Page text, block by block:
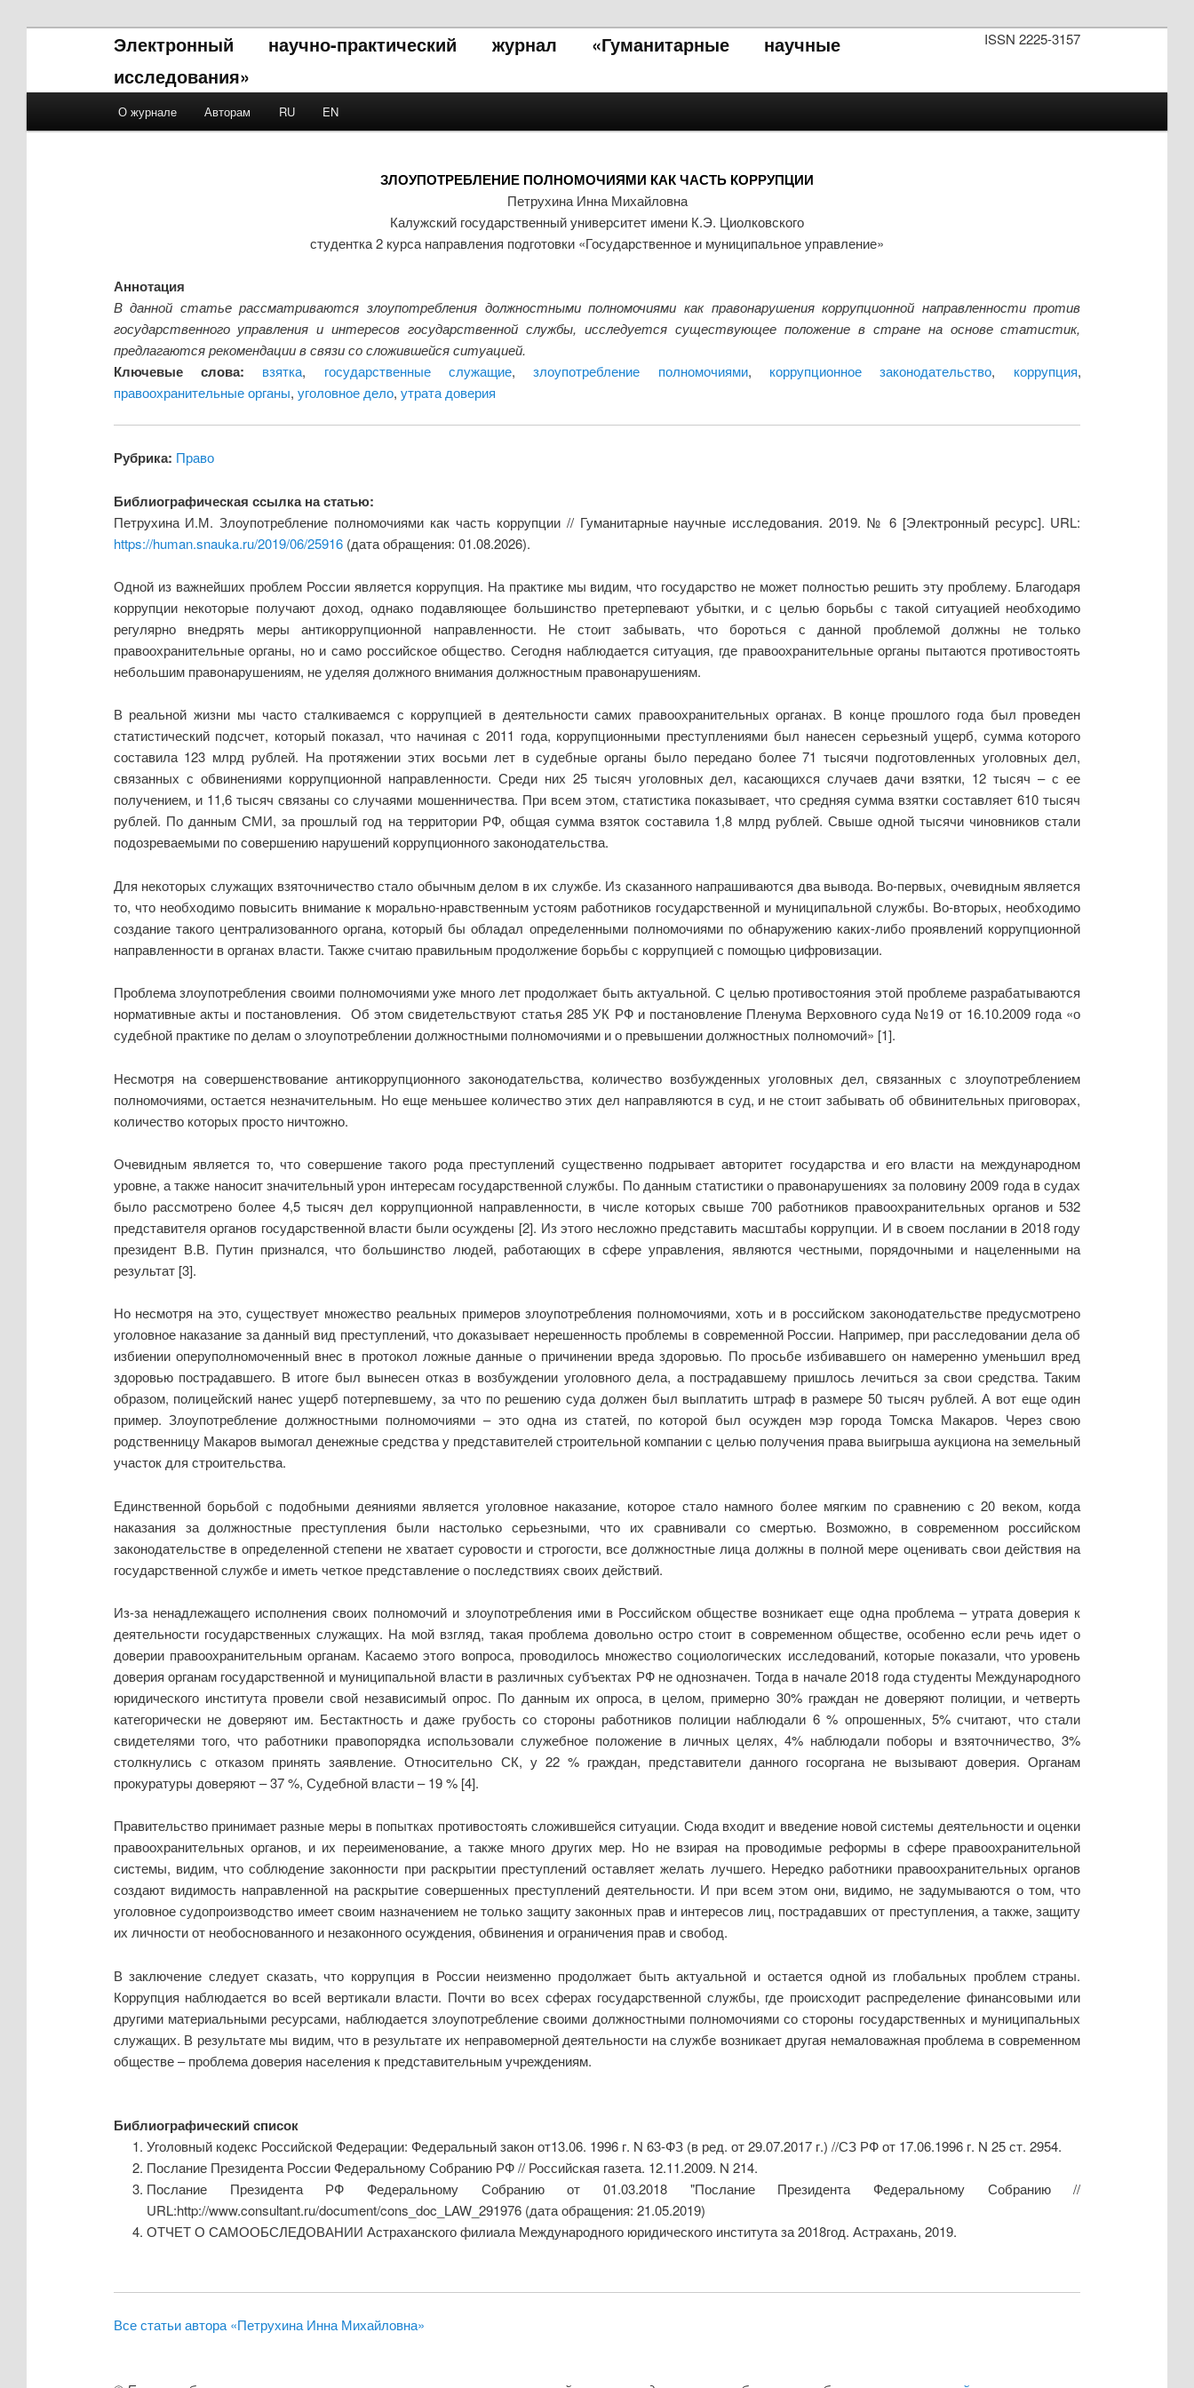
ISSN 2225-3157
Электронный научно-практический журнал «Гуманитарные научные
исследования»
Skip to primary content
Skip to secondary content
О журнале Авторам RU EN
ЗЛОУПОТРЕБЛЕНИЕ ПОЛНОМОЧИЯМИ КАК ЧАСТЬ КОРРУПЦИИ
Петрухина Инна Михайловна
Калужский государственный университет имени К.Э. Циолковского
студентка 2 курса направления подготовки «Государственное и муниципальное управление»
Аннотация
В данной статье рассматриваются злоупотребления должностными полномочиями как правонарушения коррупционной направленности против
государственного управления и интересов государственной службы, исследуется существующее положение в стране на основе статистик,
предлагаются рекомендации в связи со сложившейся ситуацией.
Ключевые слова: взятка, государственные служащие,злоупотребление полномочиями, коррупционное законодательство, коррупция,
правоохранительные органы, уголовное дело, утрата доверия
Рубрика: Право
Библиографическая ссылка на статью:
Петрухина И.М. Злоупотребление полномочиями как часть коррупции // Гуманитарные научные исследования. 2019. № 6 [Электронный ресурс]. URL:
https://human.snauka.ru/2019/06/25916(дата обращения: 01.08.2026).
Одной из важнейших проблем России является коррупция. На практике мы видим, что государство не может полностью решить эту проблему. Благодаря
коррупции некоторые получают доход, однако подавляющее большинство претерпевают убытки, и с целью борьбы с такой ситуацией необходимо
регулярно внедрять меры антикоррупционной направленности. Не стоит забывать, что бороться с данной проблемой должны не только
правоохранительные органы, но и само российское общество. Сегодня наблюдается ситуация, где правоохранительные органы пытаются противостоять
небольшим правонарушениям, не уделяя должного внимания должностным правонарушениям.
В реальной жизни мы часто сталкиваемся с коррупцией в деятельности самих правоохранительных органах. В конце прошлого года был проведен
статистический подсчет, который показал, что начиная с 2011 года, коррупционными преступлениями был нанесен серьезный ущерб, сумма которого
составила 123 млрд рублей. На протяжении этих восьми лет в судебные органы было передано более 71 тысячи подготовленных уголовных дел,
связанных с обвинениями коррупционной направленности. Среди них 25 тысяч уголовных дел, касающихся случаев дачи взятки, 12 тысяч – с ее
получением, и 11,6 тысяч связаны со случаями мошенничества. При всем этом, статистика показывает, что средняя сумма взятки составляет 610 тысяч
рублей. По данным СМИ, за прошлый год на территории РФ, общая сумма взяток составила 1,8 млрд рублей. Свыше одной тысячи чиновников стали
подозреваемыми по совершению нарушений коррупционного законодательства.
Для некоторых служащих взяточничество стало обычным делом в их службе. Из сказанного напрашиваются два вывода. Во-первых, очевидным является
то, что необходимо повысить внимание к морально-нравственным устоям работников государственной и муниципальной службы. Во-вторых, необходимо
создание такого централизованного органа, который бы обладал определенными полномочиями по обнаружению каких-либо проявлений коррупционной
направленности в органах власти. Также считаю правильным продолжение борьбы с коррупцией с помощью цифровизации.
Проблема злоупотребления своими полномочиями уже много лет продолжает быть актуальной. С целью противостояния этой проблеме разрабатываются
нормативные акты и постановления. Об этом свидетельствуют статья 285 УК РФ и постановление Пленума Верховного суда №19 от 16.10.2009 года «о
судебной практике по делам о злоупотреблении должностными полномочиями и о превышении должностных полномочий» [1].
Несмотря на совершенствование антикоррупционного законодательства, количество возбужденных уголовных дел, связанных с злоупотреблением
полномочиями, остается незначительным. Но еще меньшее количество этих дел направляются в суд, и не стоит забывать об обвинительных приговорах,
количество которых просто ничтожно.
Очевидным является то, что совершение такого рода преступлений существенно подрывает авторитет государства и его власти на международном
уровне, а также наносит значительный урон интересам государственной службы. По данным статистики о правонарушениях за половину 2009 года в судах
было рассмотрено более 4,5 тысяч дел коррупционной направленности, в числе которых свыше 700 работников правоохранительных органов и 532
представителя органов государственной власти были осуждены [2]. Из этого несложно представить масштабы коррупции. И в своем послании в 2018 году
президент В.В. Путин признался, что большинство людей, работающих в сфере управления, являются честными, порядочными и нацеленными на
результат [3].
Но несмотря на это, существует множество реальных примеров злоупотребления полномочиями, хоть и в российском законодательстве предусмотрено
уголовное наказание за данный вид преступлений, что доказывает нерешенность проблемы в современной России. Например, при расследовании дела об
избиении оперуполномоченный внес в протокол ложные данные о причинении вреда здоровью. По просьбе избивавшего он намеренно уменьшил вред
здоровью пострадавшего. В итоге был вынесен отказ в возбуждении уголовного дела, а пострадавшему пришлось лечиться за свои средства. Таким
образом, полицейский нанес ущерб потерпевшему, за что по решению суда должен был выплатить штраф в размере 50 тысяч рублей. А вот еще один
пример. Злоупотребление должностными полномочиями – это одна из статей, по которой был осужден мэр города Томска Макаров. Через свою
родственницу Макаров вымогал денежные средства у представителей строительной компании с целью получения права выигрыша аукциона на земельный
участок для строительства.
Единственной борьбой с подобными деяниями является уголовное наказание, которое стало намного более мягким по сравнению с 20 веком, когда
наказания за должностные преступления были настолько серьезными, что их сравнивали со смертью. Возможно, в современном российском
законодательстве в определенной степени не хватает суровости и строгости, все должностные лица должны в полной мере оценивать свои действия на
государственной службе и иметь четкое представление о последствиях своих действий.
Из-за ненадлежащего исполнения своих полномочий и злоупотребления ими в Российском обществе возникает еще одна проблема – утрата доверия к
деятельности государственных служащих. На мой взгляд, такая проблема довольно остро стоит в современном обществе, особенно если речь идет о
доверии правоохранительным органам. Касаемо этого вопроса, проводилось множество социологических исследований, которые показали, что уровень
доверия органам государственной и муниципальной власти в различных субъектах РФ не однозначен. Тогда в начале 2018 года студенты Международного
юридического института провели свой независимый опрос. По данным их опроса, в целом, примерно 30% граждан не доверяют полиции, и четверть
категорически не доверяют им. Бестактность и даже грубость со стороны работников полиции наблюдали 6 % опрошенных, 5% считают, что стали
свидетелями того, что работники правопорядка использовали служебное положение в личных целях, 4% наблюдали поборы и взяточничество, 3%
столкнулись с отказом принять заявление. Относительно СК, у 22 % граждан, представители данного госоргана не вызывают доверия. Органам
прокуратуры доверяют – 37 %, Судебной власти – 19 % [4].
Правительство принимает разные меры в попытках противостоять сложившейся ситуации. Сюда входит и введение новой системы деятельности и оценки
правоохранительных органов, и их переименование, а также много других мер. Но не взирая на проводимые реформы в сфере правоохранительной
системы, видим, что соблюдение законности при раскрытии преступлений оставляет желать лучшего. Нередко работники правоохранительных органов
создают видимость направленной на раскрытие совершенных преступлений деятельности. И при всем этом они, видимо, не задумываются о том, что
уголовное судопроизводство имеет своим назначением не только защиту законных прав и интересов лиц, пострадавших от преступления, а также, защиту
их личности от необоснованного и незаконного осуждения, обвинения и ограничения прав и свобод.
В заключение следует сказать, что коррупция в России неизменно продолжает быть актуальной и остается одной из глобальных проблем страны.
Коррупция наблюдается во всей вертикали власти. Почти во всех сферах государственной службы, где происходит распределение финансовыми или
другими материальными ресурсами, наблюдается злоупотребление своими должностными полномочиями со стороны государственных и муниципальных
служащих. В результате мы видим, что в результате их неправомерной деятельности на службе возникает другая немаловажная проблема в современном
обществе – проблема доверия населения к представительным учреждениям.
Библиографический список
Уголовный кодекс Российской Федерации: Федеральный закон от13.06. 1996 г. N 63-ФЗ (в ред. от 29.07.2017 г.) //СЗ РФ от 17.06.1996 г. N 25 ст. 2954.
Послание Президента России Федеральному Собранию РФ // Российская газета. 12.11.2009. N 214.
Послание Президента РФ Федеральному Собранию от 01.03.2018 "Послание Президента Федеральному Собранию //
URL:http://www.consultant.ru/document/cons_doc_LAW_291976 (дата обращения: 21.05.2019)
ОТЧЕТ О САМООБСЛЕДОВАНИИ Астраханского филиала Международного юридического института за 2018год. Астрахань, 2019.
Все статьи автора «Петрухина Инна Михайловна»